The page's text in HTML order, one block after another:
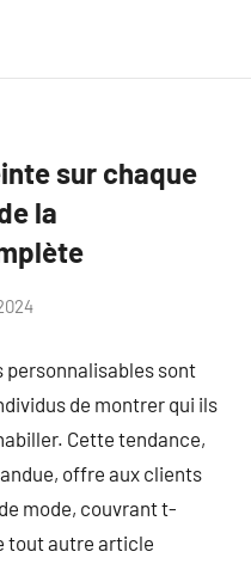
sur chaque
la
sont
de montrer qui ils
Cette tendance,
offre aux clients
mode, couvrant t-
tout autre article